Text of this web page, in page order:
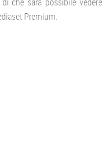
Premium.